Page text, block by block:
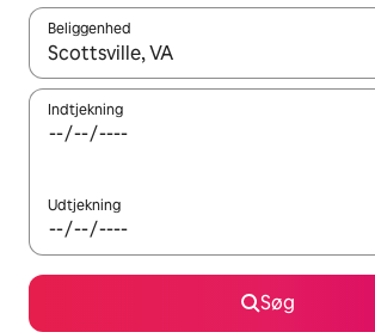
Beliggenhed
Når resultaterne er tilgængelige, skal du
Indtjekning
Udtjekning
Søg